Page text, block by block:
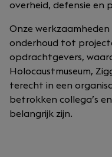
overheid, defensie en
Onze
onderhoud tot
opdrachtgevers,
Holocaustmuseum,
terecht in een
betrokken collega’s
belangrijk zijn.